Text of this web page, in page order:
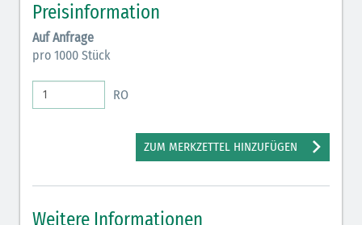
Verschiedene Medikamente (weiß)
Antikoagulantien (hellgrau/weiß mit schwarzem
Rahmen)
Koagulantien (hellgrau/weiß schwarz schraffierterm
Bronchodilatatoren (blau-braun)
Inodilatatoren (rot-grün)
Preisinformation
Auf Anfrage
pro 1000 Stück
RO
ZUM MERKZETTEL HINZUFÜGEN
Weitere Informationen